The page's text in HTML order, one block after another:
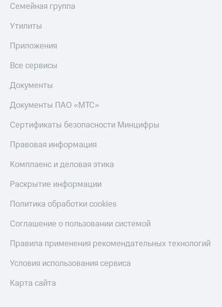
Семейная группа
Утилиты
Приложения
Все сервисы
Документы
Документы ПАО «МТС»
Сертификаты безопасности Минцифры
Правовая информация
Комплаенс и деловая этика
Раскрытие информации
Политика обработки cookies
Соглашение о пользовании системой
Правила применения рекомендательных технологий
Условия использования сервиса
Карта сайта